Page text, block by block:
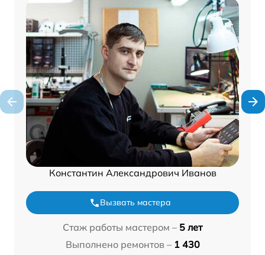
Константин Александрович Иванов
Вызвать мастера
Стаж работы мастером – 5 лет
Выполнено ремонтов – 1 430